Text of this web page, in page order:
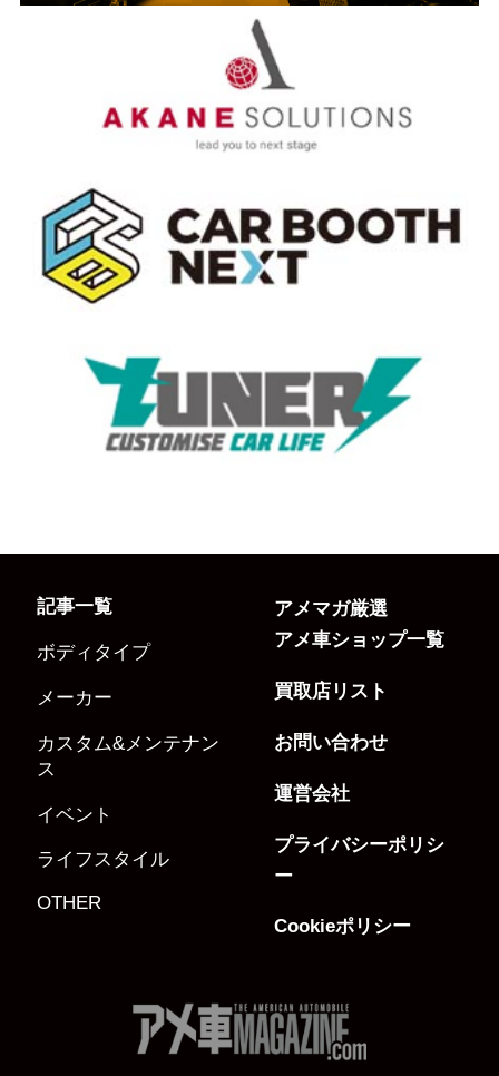
記事一覧
ボディタイプ
メーカー
カスタム&メンテナン
ス
イベント
ライフスタイル
OTHER
アメマガ厳選
アメ車ショップ一覧
買取店リスト
お問い合わせ
運営会社
プライバシーポリシ
ー
Cookieポリシー